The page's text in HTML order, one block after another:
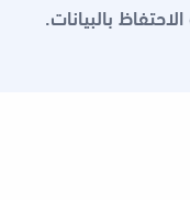
بالبيانات.